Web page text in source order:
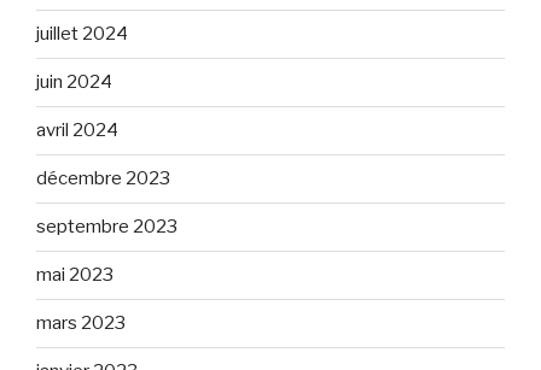
juillet 2024
juin 2024
avril 2024
décembre 2023
septembre 2023
mai 2023
mars 2023